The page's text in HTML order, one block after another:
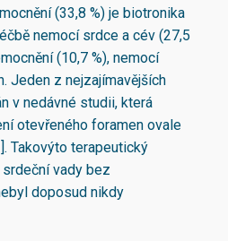
(33,8 %) je biotronika
nemocí srdce a cév (27,5
(10,7 %), nemocí
Jeden z nejzajímavějších
v nedávné studii, která
otevřeného foramen ovale
Takovýto terapeutický
vady bez
doposud nikdy